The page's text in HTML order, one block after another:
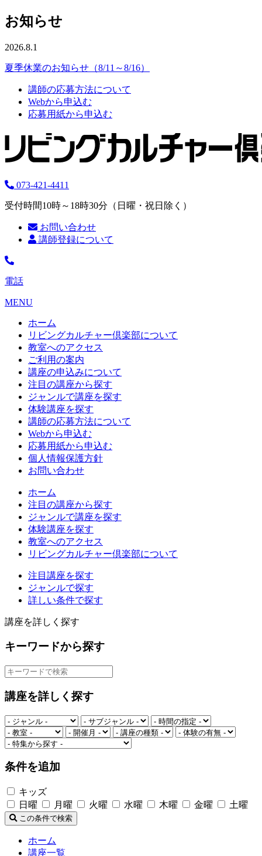
お知らせ
2026.8.1
夏季休業のお知らせ（8/11～8/16）
講師の応募方法について
Webから申込む
応募用紙から申込む
073-421-4411
受付時間10時～18時30分（日曜・祝日除く）
お問い合わせ
講師登録について
電話
MENU
ホーム
リビングカルチャー倶楽部について
教室へのアクセス
ご利用の案内
講座の申込みについて
注目の講座から探す
ジャンルで講座を探す
体験講座を探す
講師の応募方法について
Webから申込む
応募用紙から申込む
個人情報保護方針
お問い合わせ
ホーム
注目の講座から探す
ジャンルで講座を探す
体験講座を探す
教室へのアクセス
リビングカルチャー倶楽部について
注目講座を探す
ジャンルで探す
詳しい条件で探す
講座を詳しく探す
キーワードから探す
講座を詳しく探す
条件を追加
キッズ
日曜
月曜 火曜 水曜 木曜 金曜 土曜
この条件で検索
ホーム
講座一覧